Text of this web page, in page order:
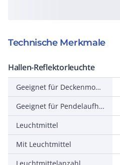
Technische Merkmale
Hallen-Reflektorleuchte
Geeignet für Deckenmontage
Geeignet für Pendelaufhängung
Leuchtmittel
Mit Leuchtmittel